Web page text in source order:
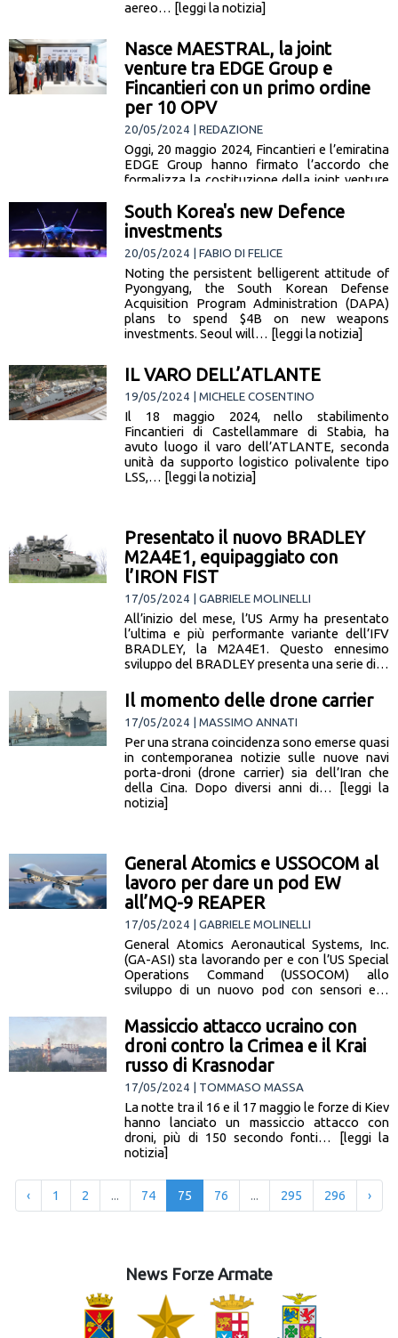
aereo… [leggi la notizia]
Nasce MAESTRAL, la joint
venture tra EDGE Group e
Fincantieri con un primo ordine
per 10 OPV
20/05/2024 | REDAZIONE
Oggi, 20 maggio 2024, Fincantieri e l’emiratina
EDGE Group hanno firmato l’accordo che
formalizza la costituzione della joint venture
South Korea's new Defence
investments
20/05/2024 | FABIO DI FELICE
Noting the persistent belligerent attitude of
Pyongyang, the South Korean Defense
Acquisition Program Administration (DAPA)
plans to spend $4B on new weapons
investments. Seoul will… [leggi la notizia]
IL VARO DELL’ATLANTE
19/05/2024 | MICHELE COSENTINO
Il 18 maggio 2024, nello stabilimento
Fincantieri di Castellammare di Stabia, ha
avuto luogo il varo dell’ATLANTE, seconda
unità da supporto logistico polivalente tipo
LSS,… [leggi la notizia]
Presentato il nuovo BRADLEY
M2A4E1, equipaggiato con
l’IRON FIST
17/05/2024 | GABRIELE MOLINELLI
All’inizio del mese, l’US Army ha presentato
l’ultima e più performante variante dell’IFV
BRADLEY, la M2A4E1. Questo ennesimo
sviluppo del BRADLEY presenta una serie di…
Il momento delle drone carrier
17/05/2024 | MASSIMO ANNATI
Per una strana coincidenza sono emerse quasi
in contemporanea notizie sulle nuove navi
porta-droni (drone carrier) sia dell’Iran che
della Cina. Dopo diversi anni di… [leggi la
notizia]
General Atomics e USSOCOM al
lavoro per dare un pod EW
all’MQ-9 REAPER
17/05/2024 | GABRIELE MOLINELLI
General Atomics Aeronautical Systems, Inc.
(GA-ASI) sta lavorando per e con l’US Special
Operations Command (USSOCOM) allo
sviluppo di un nuovo pod con sensori e…
Massiccio attacco ucraino con
droni contro la Crimea e il Krai
russo di Krasnodar
17/05/2024 | TOMMASO MASSA
La notte tra il 16 e il 17 maggio le forze di Kiev
hanno lanciato un massiccio attacco con
droni, più di 150 secondo fonti… [leggi la
notizia]
‹ 1 2 ... 74 75 76 ... 295 296 ›
News Forze Armate